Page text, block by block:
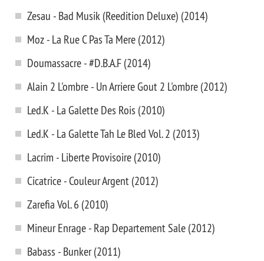
Zesau - Bad Musik (Reedition Deluxe) (2014)
Moz - La Rue C Pas Ta Mere (2012)
Doumassacre - #D.B.A.F (2014)
Alain 2 L'ombre - Un Arriere Gout 2 L'ombre (2012)
Led.K - La Galette Des Rois (2010)
Led.K - La Galette Tah Le Bled Vol. 2 (2013)
Lacrim - Liberte Provisoire (2010)
Cicatrice - Couleur Argent (2012)
Zarefia Vol. 6 (2010)
Mineur Enrage - Rap Departement Sale (2012)
Babass - Bunker (2011)